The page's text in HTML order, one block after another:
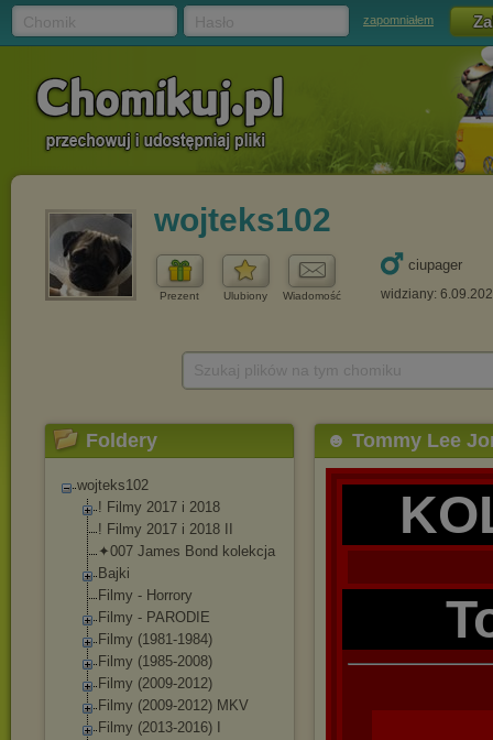
zapomniałem
wojteks102
Prezent Ulubiony Wiadomość
ciupager
widziany:
Foldery
wojteks102
! Filmy 2017 i 2018
! Filmy 2017 i 2018 II
✦007 James Bond kolekcja
Bajki
Filmy - Horrory
Filmy - PARODIE
Filmy (1981-1984)
Filmy (1985-2008)
Filmy (2009-2012)
Filmy (2009-2012) MKV
Filmy (2013-2016) I
☻ Tommy Lee